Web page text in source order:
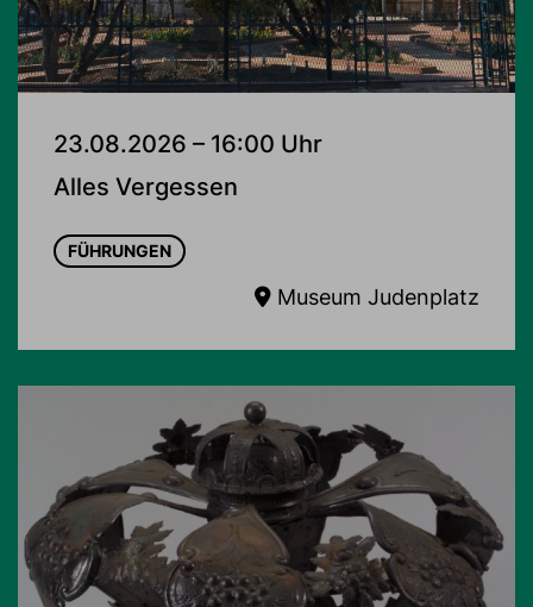
23.08.2026 – 16:00 Uhr
Alles Vergessen
FÜHRUNGEN
Museum Judenplatz